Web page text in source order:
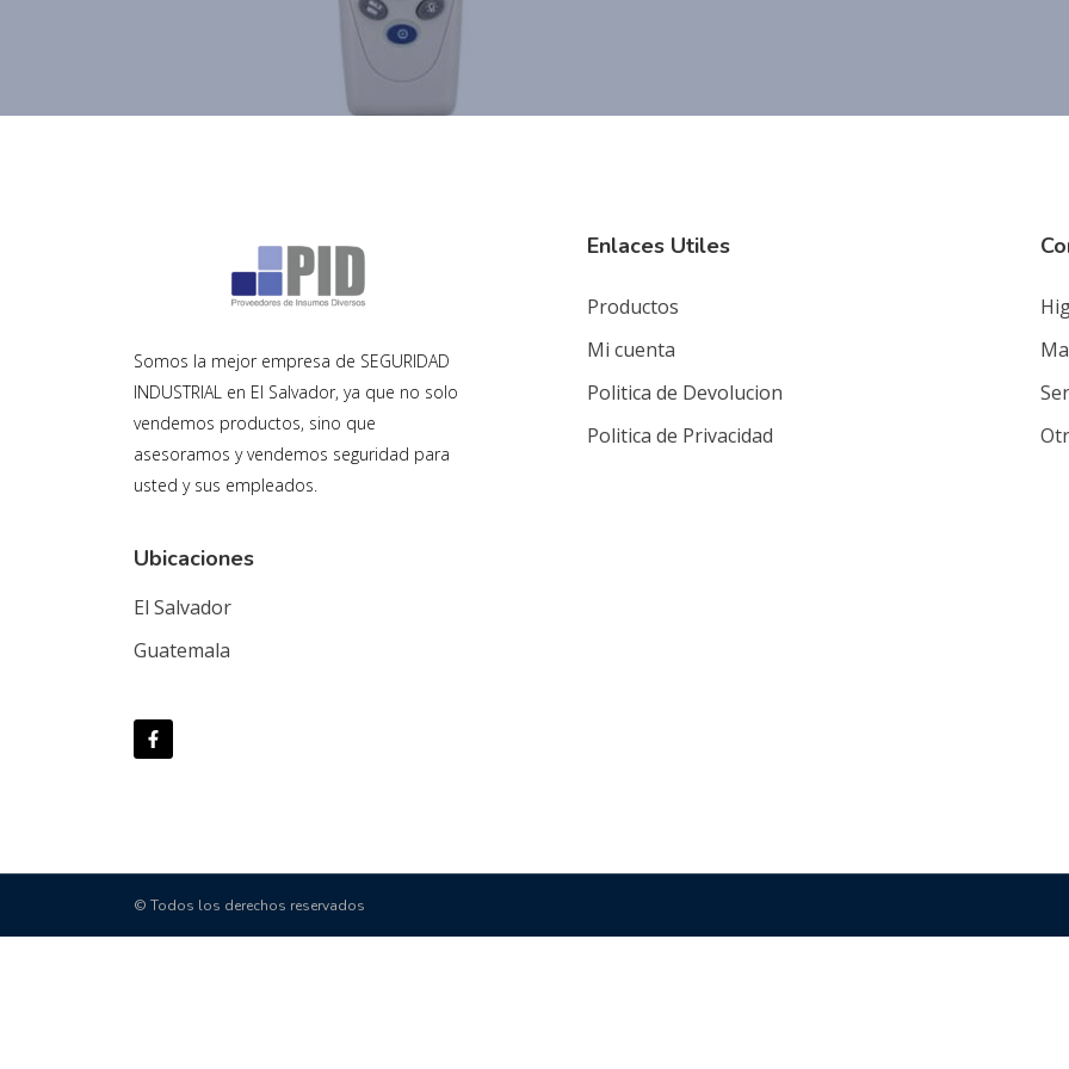
Somos la mejor empresa de SEGURIDAD
INDUSTRIAL en El Salvador, ya que no solo
vendemos productos, sino que
asesoramos y vendemos seguridad para
usted y sus empleados.
Ubicaciones
El Salvador
Guatemala
Enlaces Utiles
Productos
Mi cuenta
Politica de Devolucion
Politica de Privacidad
© Todos los derechos reservados